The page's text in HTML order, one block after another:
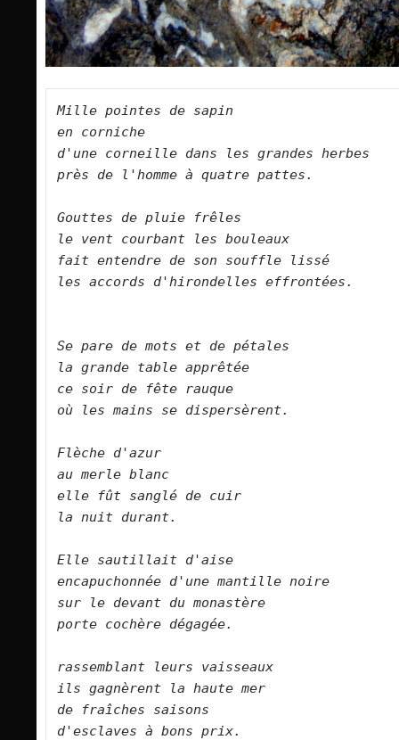
Mille pointes de sapin
en corniche
d'une corneille dans les grandes
près de l'homme à quatre pattes.
Gouttes de pluie frêles
le vent courbant les bouleaux
fait entendre de son souffle lissé
les accords d'hirondelles effrontées.
Se pare de mots et de pétales
la grande table apprêtée
ce soir de fête rauque
où les mains se dispersèrent.
Flèche d'azur
au merle blanc
elle fût sanglé de cuir
la nuit durant.
Elle sautillait d'aise
encapuchonnée d'une mantille noire
sur le devant du monastère
porte cochère dégagée.
rassemblant leurs vaisseaux
ils gagnèrent la haute mer
de fraîches saisons
d'esclaves à bons prix.